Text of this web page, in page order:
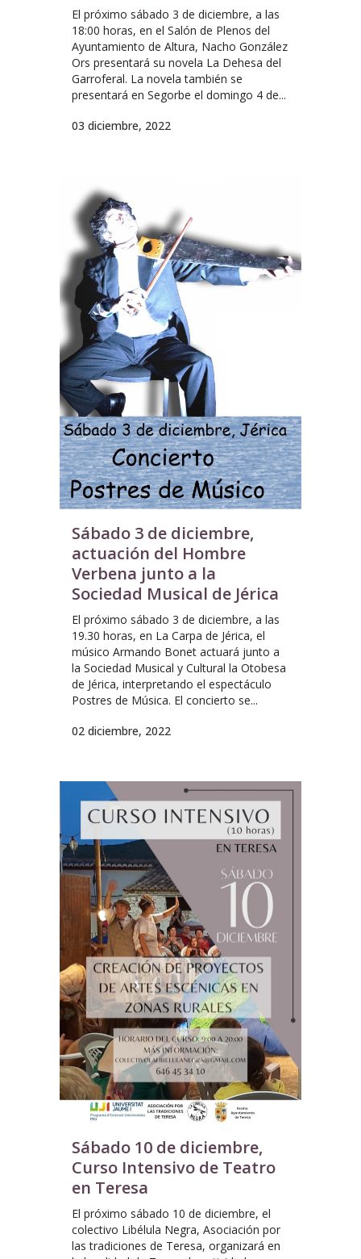
El próximo sábado 3 de diciembre, a las
18:00 horas, en el Salón de Plenos del
Ayuntamiento de Altura, Nacho González
Ors presentará su novela La Dehesa del
Garroferal. La novela también se
presentará en Segorbe el domingo 4 de...
03 diciembre, 2022
Sábado 3 de diciembre,
actuación del Hombre
Verbena junto a la
Sociedad Musical de Jérica
El próximo sábado 3 de diciembre, a las
19.30 horas, en La Carpa de Jérica, el
músico Armando Bonet actuará junto a
la Sociedad Musical y Cultural la Otobesa
de Jérica, interpretando el espectáculo
Postres de Música. El concierto se...
02 diciembre, 2022
Sábado 10 de diciembre,
Curso Intensivo de Teatro
en Teresa
El próximo sábado 10 de diciembre, el
colectivo Libélula Negra, Asociación por
las tradiciones de Teresa, organizará en